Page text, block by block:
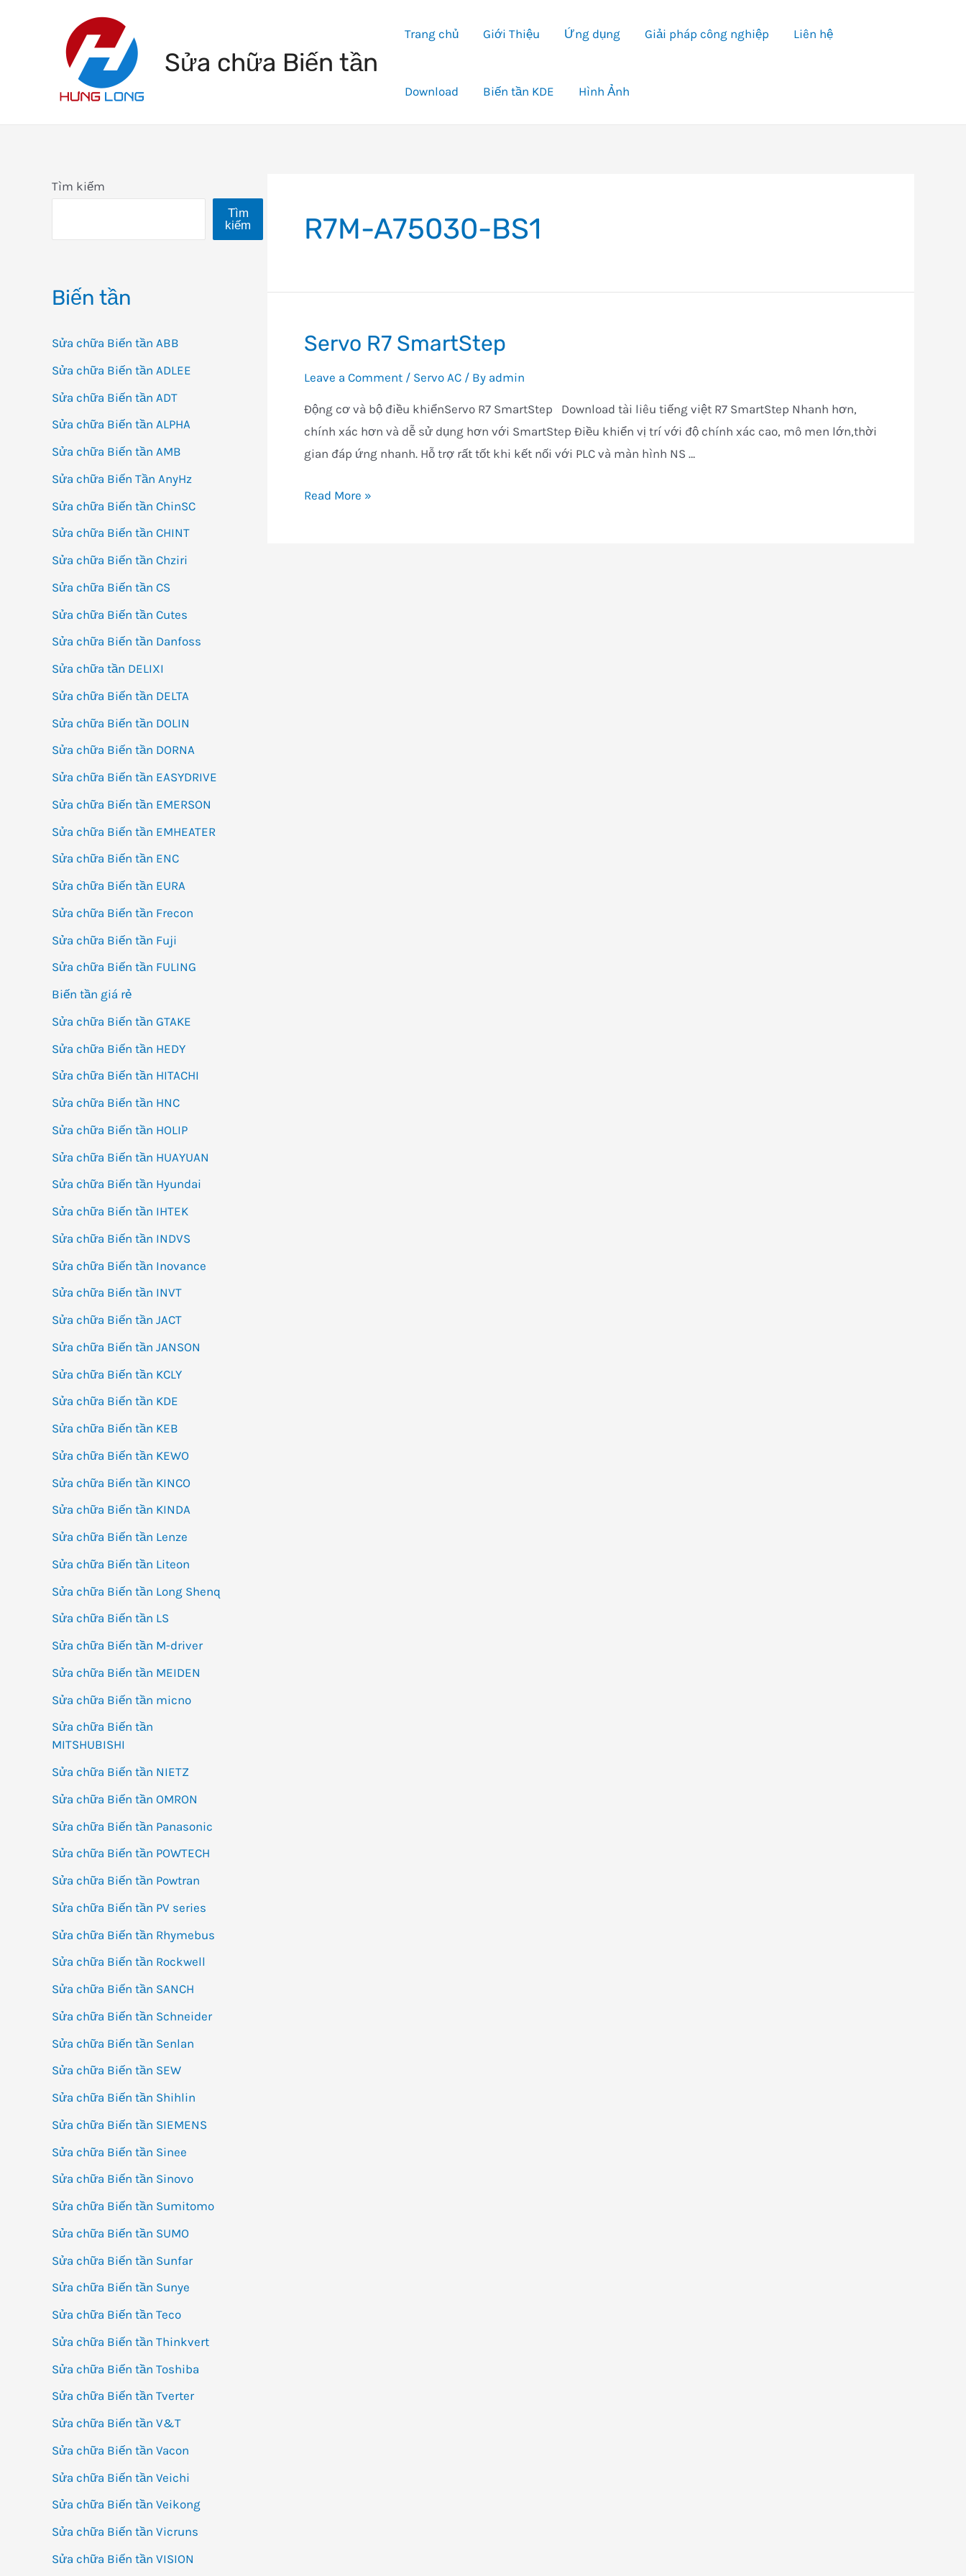
Sửa chữa Biến tần
Trang chủ Giới Thiệu Ứng dụng Giải pháp công nghiệp Liên hệ
Download Biến tần KDE Hình Ảnh
Tìm kiếm
Tìm
kiếm
Biến tần
Sửa chữa Biến tần ABB
Sửa chữa Biến tần ADLEE
Sửa chữa Biến tần ADT
Sửa chữa Biến tần ALPHA
Sửa chữa Biến tần AMB
Sửa chữa Biến Tần AnyHz
Sửa chữa Biến tần ChinSC
Sửa chữa Biến tần CHINT
Sửa chữa Biến tần Chziri
Sửa chữa Biến tần CS
Sửa chữa Biến tần Cutes
Sửa chữa Biến tần Danfoss
Sửa chữa tần DELIXI
Sửa chữa Biến tần DELTA
Sửa chữa Biến tần DOLIN
Sửa chữa Biến tần DORNA
Sửa chữa Biến tần EASYDRIVE
Sửa chữa Biến tần EMERSON
Sửa chữa Biến tần EMHEATER
Sửa chữa Biến tần ENC
Sửa chữa Biến tần EURA
Sửa chữa Biến tần Frecon
Sửa chữa Biến tần Fuji
Sửa chữa Biến tần FULING
Biến tần giá rẻ
Sửa chữa Biến tần GTAKE
Sửa chữa Biến tần HEDY
Sửa chữa Biến tần HITACHI
Sửa chữa Biến tần HNC
Sửa chữa Biến tần HOLIP
Sửa chữa Biến tần HUAYUAN
Sửa chữa Biến tần Hyundai
Sửa chữa Biến tần IHTEK
Sửa chữa Biến tần INDVS
Sửa chữa Biến tần Inovance
Sửa chữa Biến tần INVT
Sửa chữa Biến tần JACT
Sửa chữa Biến tần JANSON
Sửa chữa Biến tần KCLY
Sửa chữa Biến tần KDE
Sửa chữa Biến tần KEB
Sửa chữa Biến tần KEWO
Sửa chữa Biến tần KINCO
Sửa chữa Biến tần KINDA
Sửa chữa Biến tần Lenze
Sửa chữa Biến tần Liteon
Sửa chữa Biến tần Long Shenq
Sửa chữa Biến tần LS
Sửa chữa Biến tần M-driver
Sửa chữa Biến tần MEIDEN
Sửa chữa Biến tần micno
Sửa chữa Biến tần
MITSHUBISHI
Sửa chữa Biến tần NIETZ
Sửa chữa Biến tần OMRON
Sửa chữa Biến tần Panasonic
Sửa chữa Biến tần POWTECH
Sửa chữa Biến tần Powtran
Sửa chữa Biến tần PV series
Sửa chữa Biến tần Rhymebus
Sửa chữa Biến tần Rockwell
Sửa chữa Biến tần SANCH
Sửa chữa Biến tần Schneider
Sửa chữa Biến tần Senlan
Sửa chữa Biến tần SEW
Sửa chữa Biến tần Shihlin
Sửa chữa Biến tần SIEMENS
Sửa chữa Biến tần Sinee
Sửa chữa Biến tần Sinovo
Sửa chữa Biến tần Sumitomo
Sửa chữa Biến tần SUMO
Sửa chữa Biến tần Sunfar
Sửa chữa Biến tần Sunye
Sửa chữa Biến tần Teco
Sửa chữa Biến tần Thinkvert
Sửa chữa Biến tần Toshiba
Sửa chữa Biến tần Tverter
Sửa chữa Biến tần V&T
Sửa chữa Biến tần Vacon
Sửa chữa Biến tần Veichi
Sửa chữa Biến tần Veikong
Sửa chữa Biến tần Vicruns
Sửa chữa Biến tần VISION
R7M-A75030-BS1
Servo R7 SmartStep
Leave a Comment / Servo AC / By admin
Động cơ và bộ điều khiểnServo R7 SmartStep Download tài liêu tiếng việt R7 SmartStep Nhanh hơn,
chính xác hơn và dễ sử dụng hơn với SmartStep Điều khiển vị trí với độ chính xác cao, mô men lớn,thời
gian đáp ứng nhanh. Hỗ trợ rất tốt khi kết nối với PLC và màn hình NS …
Servo
Read More »